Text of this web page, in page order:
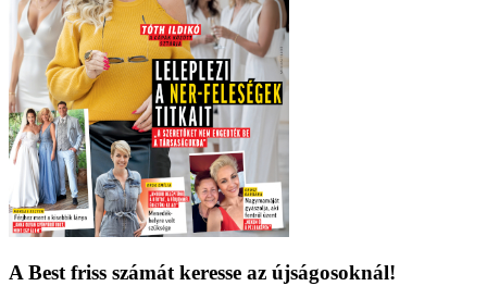
A Best friss számát keresse az újságosoknál!